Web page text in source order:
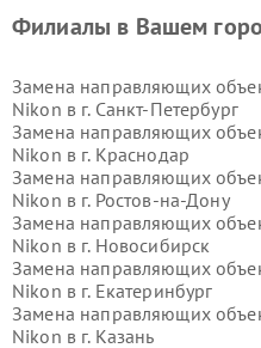
Филиалы в Вашем
Замена направляющих
Nikon в г. Санкт-Петербург
Замена направляющих
Nikon в г. Краснодар
Замена направляющих
Nikon в г. Ростов-на-Дону
Замена направляющих
Nikon в г. Новосибирск
Замена направляющих
Nikon в г. Екатеринбург
Замена направляющих
Nikon в г. Казань